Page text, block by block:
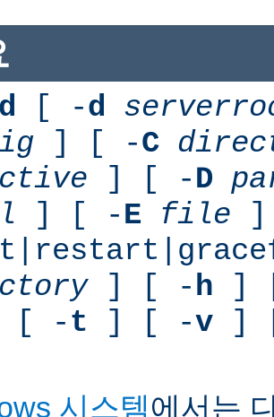
[ -d
] [ -C
] [ -D
] [ -E file
] [ -h ]
[ -t ] [ -v ]
시스템에서는